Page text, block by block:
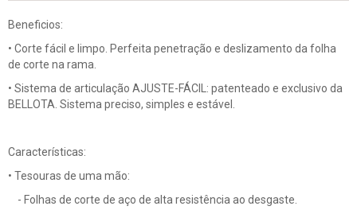
Beneficios:
• Corte fácil e limpo. Perfeita penetração e deslizamento da folha
de corte na rama.
• Sistema de articulação AJUSTE-FÁCIL: patenteado e exclusivo da
BELLOTA. Sistema preciso, simples e estável.
Características:
• Tesouras de uma mão:
- Folhas de corte de aço de alta resistência ao desgaste.